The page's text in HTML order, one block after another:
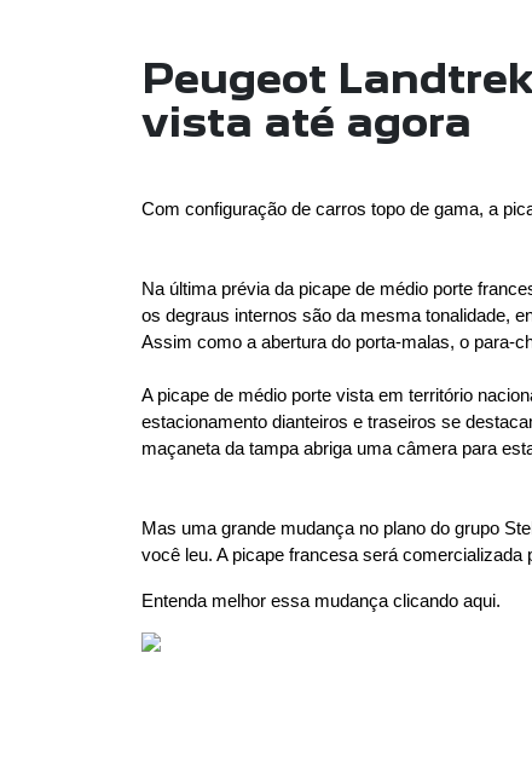
Peugeot
vista até agora
Com configuração de carros topo de gama, a
Na última prévia da picape de médio porte
os degraus internos são da mesma tonalidade,
Assim como a abertura do porta-malas, o para-
A picape de médio porte vista em território
estacionamento dianteiros e traseiros se
maçaneta da tampa abriga uma câmera para
Mas uma grande mudança no plano do grupo
você leu. A picape francesa será
Entenda melhor essa mudança clicando aqui.